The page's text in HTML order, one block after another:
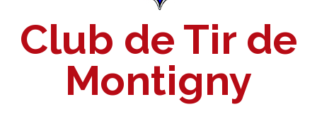
Club de Tir de
Montigny